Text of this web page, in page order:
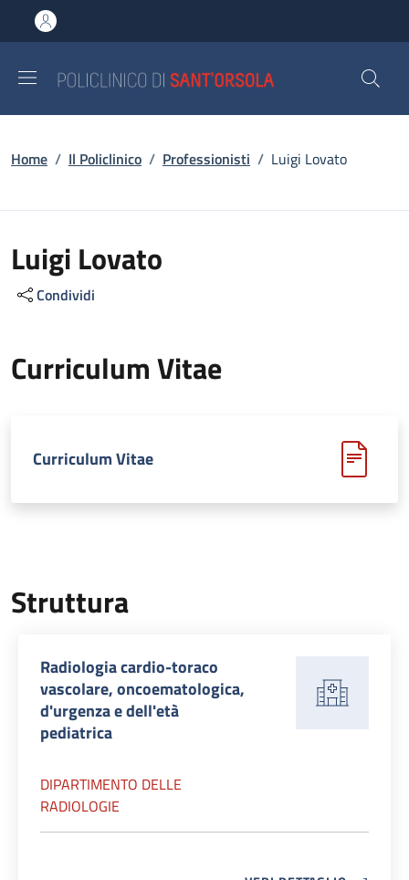
al contenuto principale
to footer content
Briciole di pane
Home / Il Policlinico / Professionisti / Luigi Lovato
Luigi Lovato
Condividi
Curriculum Vitae
Curriculum Vitae
Struttura
Radiologia cardio-toraco
vascolare, oncoematologica,
d'urgenza e dell'età
pediatrica
DIPARTIMENTO DELLE
RADIOLOGIE